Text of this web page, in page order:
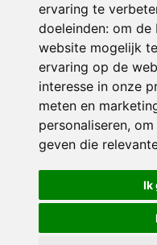
ervaring te
doeleinden: om de
website mogelijk
ervaring op de
interesse in onze
meten en
personaliseren, om
geven die
Ik
© 2026 Sint
Privacy policy|Disclaimer|